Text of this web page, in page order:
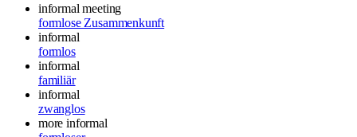
informal meeting
formlose Zusammenkunft
informal
formlos
informal
familiär
informal
zwanglos
more informal